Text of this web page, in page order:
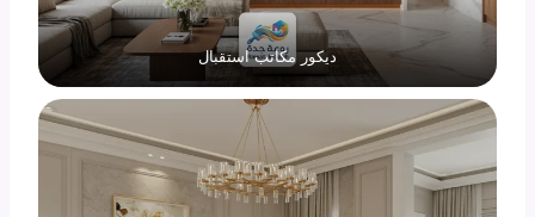
ديكور مكاتب استقبال